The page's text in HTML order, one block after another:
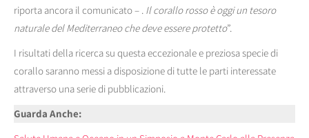
riporta ancora il comunicato – . Il corallo rosso è oggi un tesoro
naturale del Mediterraneo che deve essere protetto”.
I risultati della ricerca su questa eccezionale e preziosa specie di
corallo saranno messi a disposizione di tutte le parti interessate
attraverso una serie di pubblicazioni.
Guarda Anche: